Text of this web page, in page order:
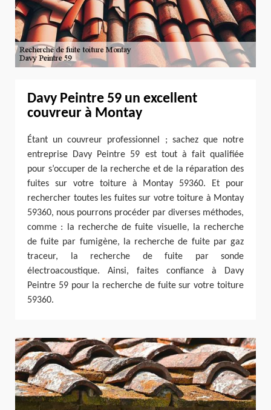
Davy Peintre 59 un excellent
couvreur à Montay
Étant un couvreur professionnel ; sachez que notre
entreprise Davy Peintre 59 est tout à fait qualifiée
pour s’occuper de la recherche et de la réparation des
fuites sur votre toiture à Montay 59360. Et pour
rechercher toutes les fuites sur votre toiture à Montay
59360, nous pourrons procéder par diverses méthodes,
comme : la recherche de fuite visuelle, la recherche
de fuite par fumigène, la recherche de fuite par gaz
traceur, la recherche de fuite par sonde
électroacoustique. Ainsi, faites confiance à Davy
Peintre 59 pour la recherche de fuite sur votre toiture
59360.